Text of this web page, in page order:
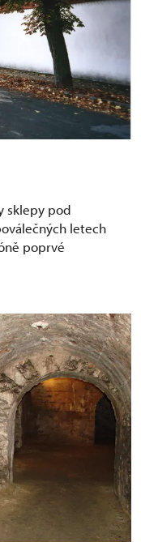
sklepy pod
letech
poprvé